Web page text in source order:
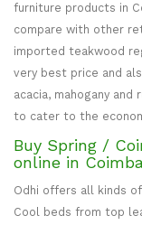
furniture products in
compare with other
imported teakwood
very best price and
acacia, mahogany
to cater to the
Buy Spring /
online in
Odhi offers all kinds of
Cool beds from top